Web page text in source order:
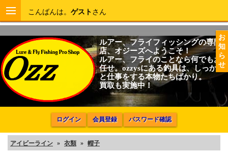
お
知
ら
せ
こんばんは。 ゲスト さん
ルアー、フライフィッシングの専門
店、オジーズへようこそ！
ルアー、フライのことなら何でもお
任せ。ozzysにある釣具は、しっかり
と仕事をする本物たちばかり。
買取も実施中！
ログイン 会員登録 パスワード確認
アイビーライン » 衣類 » 帽子